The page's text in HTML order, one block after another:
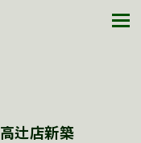
辻店新築